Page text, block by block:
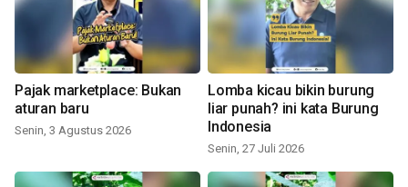
Pajak marketplace: Bukan
aturan baru
Senin, 3 Agustus 2026
Lomba kicau bikin burung
liar punah? ini kata Burung
Indonesia
Senin, 27 Juli 2026